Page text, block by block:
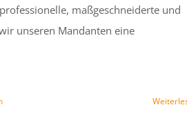
maßgeschneiderte und
unseren Mandanten eine